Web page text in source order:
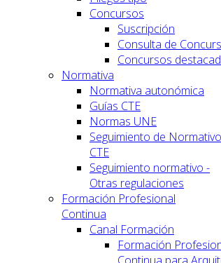
Concursos
Suscripción
Consulta de
Concursos
Normativa
Normativa autonómica
Guías CTE
Normas UNE
Seguimiento de
CTE
Seguimiento normativo -
Otras regulaciones
Formación Profesional
Continua
Canal Formación
Formación